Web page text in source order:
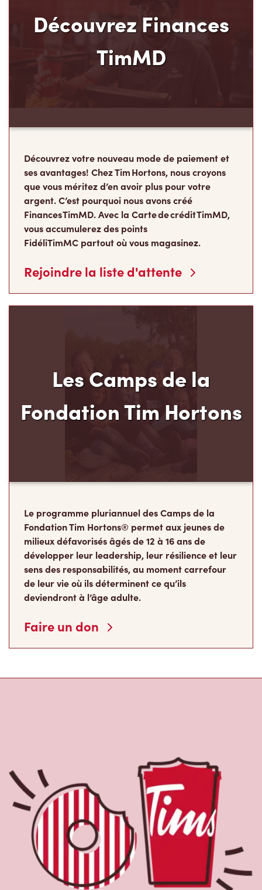
Découvrez Finances
TimMD
Découvrez votre nouveau mode de paiement et
ses avantages! Chez Tim Hortons, nous croyons
que vous méritez d’en avoir plus pour votre
argent. C’est pourquoi nous avons créé
Finances TimMD. Avec la Carte de crédit TimMD,
vous accumulerez des points
FidéliTimMC partout où vous magasinez.
Rejoindre la liste d'attente
Les Camps de la
Fondation Tim Hortons
Le programme pluriannuel des Camps de la
Fondation Tim Hortons® permet aux jeunes de
milieux défavorisés âgés de 12 à 16 ans de
développer leur leadership, leur résilience et leur
sens des responsabilités, au moment carrefour
de leur vie où ils déterminent ce qu’ils
deviendront à l’âge adulte.
Faire un don